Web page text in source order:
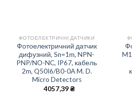
ФОТОЕЛЕКТРИЧНІ ДАТЧИКИ
Фотоелектричний датчик
дифузний, Sn=1m, NPN-
PNP/NO-NC, IP67, кабель
2m, Q50I6/B0-0A M. D.
Micro Detectors
4057,39₴